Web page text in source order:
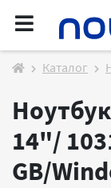
Каталог
14"/
GB/